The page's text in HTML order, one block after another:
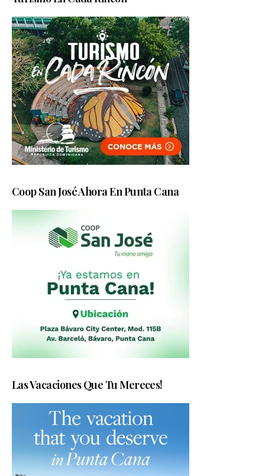
Coop San José Ahora En Punta Cana
Las Vacaciones Que Tu Mereces!